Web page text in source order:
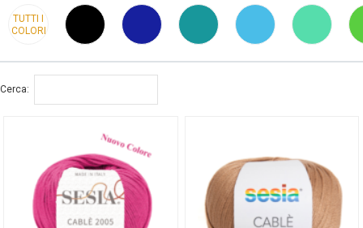
TUTTI I
COLORI
Cerca: